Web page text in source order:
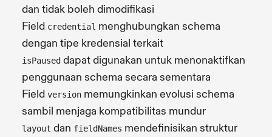
dan tidak boleh dimodifikasi
Field credential menghubungkan schema
dengan tipe kredensial terkait
isPaused dapat digunakan untuk menonaktifkan
penggunaan schema secara sementara
Field version memungkinkan evolusi schema
sambil menjaga kompatibilitas mundur
layout dan fieldNames mendefinisikan struktur